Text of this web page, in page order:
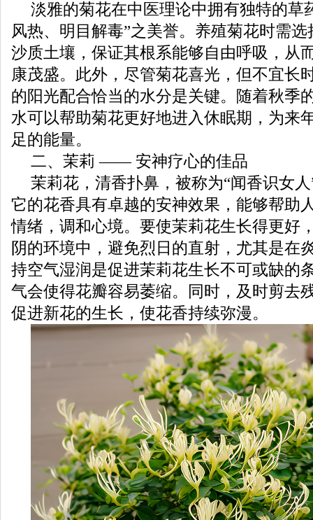
淡雅的菊花在中医理论中拥有独特的草
风热、明目解毒”之美誉。养殖菊花时需
沙质土壤，保证其根系能够自由呼吸，从
康茂盛。此外，尽管菊花喜光，但不宜长
的阳光配合恰当的水分是关键。随着秋季
水可以帮助菊花更好地进入休眠期，为来
足的能量。
二、茉莉 —— 安神疗心的佳品
茉莉花，清香扑鼻，被称为“闻香识女
它的花香具有卓越的安神效果，能够帮助
情绪，调和心境。要使茉莉花生长得更好
阴的环境中，避免烈日的直射，尤其是在
持空气湿润是促进茉莉花生长不可或缺的
气会使得花瓣容易萎缩。同时，及时剪去
促进新花的生长，使花香持续弥漫。